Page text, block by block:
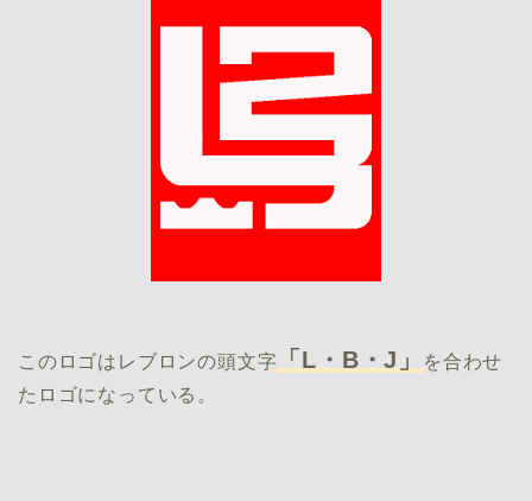
このロゴはレブロンの頭文字 「L・B・J」
を合わせ
たロゴになっている。